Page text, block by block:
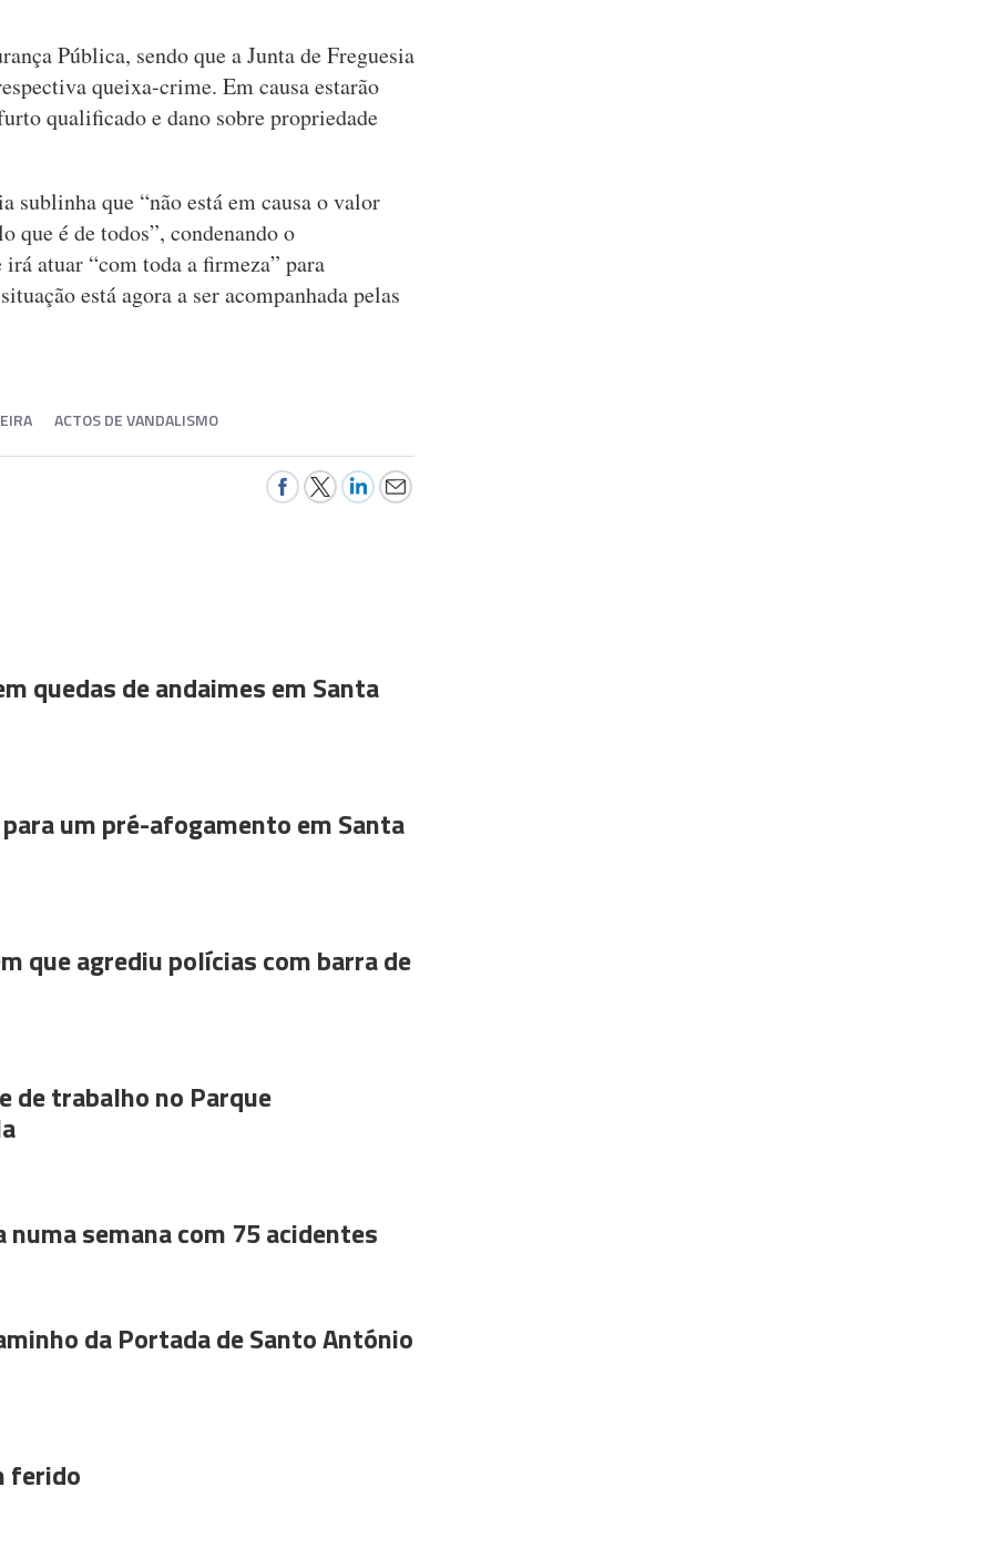
Pública, sendo que a Junta de Freguesia
queixa-crime. Em causa estarão
qualificado e dano sobre propriedade
sublinha que “não está em causa o valor
que é de todos”, condenando o
atuar “com toda a firmeza” para
está agora a ser acompanhada pelas
ACTOS DE VANDALISMO
quedas de andaimes em Santa
um pré-afogamento em Santa
que agrediu polícias com barra de
de trabalho no Parque
semana com 75 acidentes
da Portada de Santo António
ferido